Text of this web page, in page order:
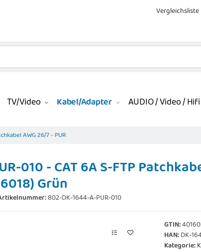
Vergleichsliste
TV/Video Kabel/Adapter AUDIO / Video / Hifi
AWG 26/7 - PUR
010 - CAT 6A S-FTP
Grün
802-DK-1644-A-PUR-010
GTIN:
HAN:DK-
Kategorie: